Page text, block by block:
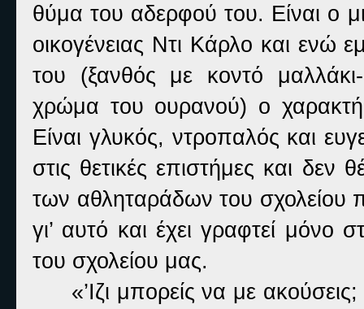
θύμα του αδερφού του. Είναι ο
οικογένειας Ντι Κάρλο και ενώ
του (ξανθός με κοντό
χρώμα του ουρανού) ο
Είναι γλυκός, ντροπαλός και
στις θετικές επιστήμες και
των αθληταράδων του σχολείου
γι’ αυτό και έχει γραφτεί
του σχολείου μας.
«’Ιζι μπορείς να με